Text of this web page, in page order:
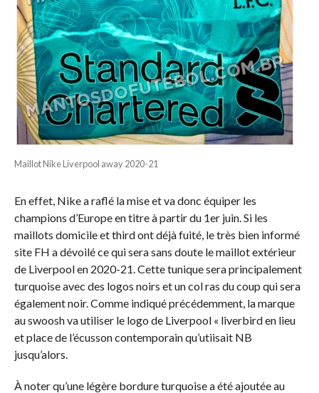
Maillot Nike Liverpool away 2020-21
En effet, Nike a raflé la mise et va donc équiper les
champions d’Europe en titre à partir du 1er juin. Si les
maillots domicile et third ont déjà fuité, le très bien informé
site FH a dévoilé ce qui sera sans doute le maillot extérieur
de Liverpool en 2020-21. Cette tunique sera principalement
turquoise avec des logos noirs et un col ras du coup qui sera
également noir. Comme indiqué précédemment, la marque
au swoosh va utiliser le logo de Liverpool « liverbird en lieu
et place de l’écusson contemporain qu’utiisait NB
jusqu’alors.
À noter qu’une légère bordure turquoise a été ajoutée au